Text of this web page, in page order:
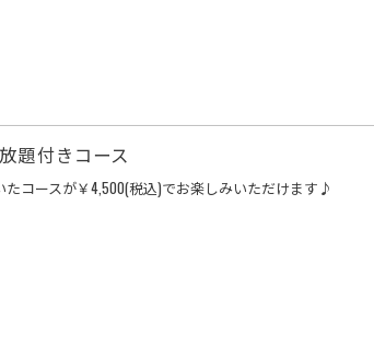
題付きコース
コースが￥4,500(税込)でお楽しみいただけます♪